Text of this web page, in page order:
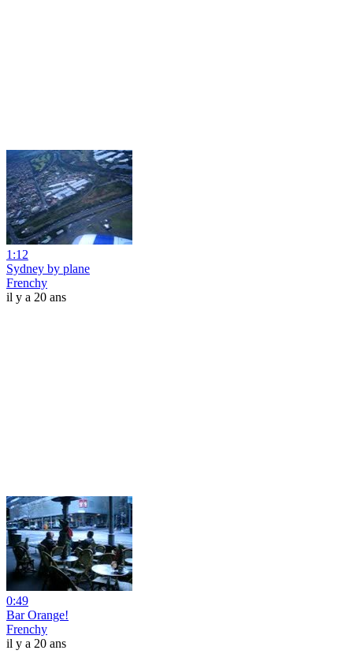
1:12
Sydney by plane
Frenchy
il y a 20 ans
0:49
Bar Orange!
Frenchy
il y a 20 ans